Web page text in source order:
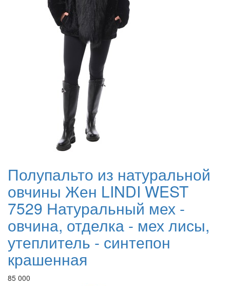
Полупальто из натуральной
овчины Жен LINDI WEST
7529 Натуральный мех -
овчина, отделка - мех лисы,
утеплитель - синтепон
крашенная
85 000